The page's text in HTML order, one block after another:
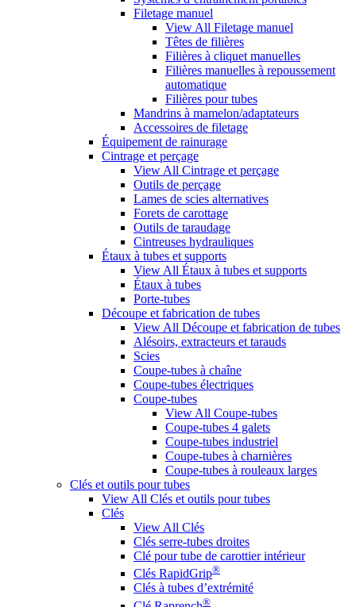
Filetage manuel
View All Filetage manuel
Têtes de filières
Filières à cliquet manuelles
Filières manuelles à repoussement
automatique
Filières pour tubes
Mandrins à mamelon/adaptateurs
Accessoires de filetage
Équipement de rainurage
Cintrage et perçage
View All Cintrage et perçage
Outils de perçage
Lames de scies alternatives
Forets de carottage
Outils de taraudage
Cintreuses hydrauliques
Étaux à tubes et supports
View All Étaux à tubes et supports
Étaux à tubes
Porte-tubes
Découpe et fabrication de tubes
View All Découpe et fabrication de tubes
Alésoirs, extracteurs et tarauds
Scies
Coupe-tubes à chaîne
Coupe-tubes électriques
Coupe-tubes
View All Coupe-tubes
Coupe-tubes 4 galets
Coupe-tubes industriel
Coupe-tubes à charnières
Coupe-tubes à rouleaux larges
Clés et outils pour tubes
View All Clés et outils pour tubes
Clés
View All Clés
Clés serre-tubes droites
Clé pour tube de carottier intérieur
Clés RapidGrip®
Clés à tubes d’extrémité
®